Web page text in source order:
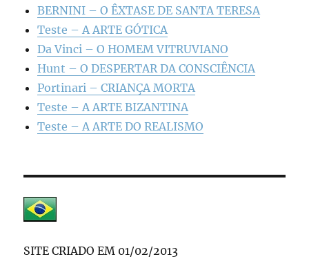
BERNINI – O ÊXTASE DE SANTA TERESA
Teste – A ARTE GÓTICA
Da Vinci – O HOMEM VITRUVIANO
Hunt – O DESPERTAR DA CONSCIÊNCIA
Portinari – CRIANÇA MORTA
Teste – A ARTE BIZANTINA
Teste – A ARTE DO REALISMO
SITE CRIADO EM 01/02/2013